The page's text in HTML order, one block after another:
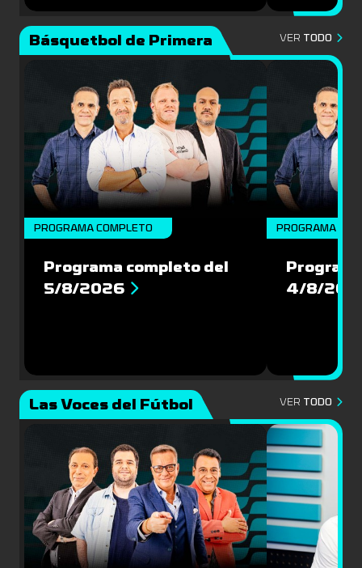
Básquetbol de Primera VER TODO
PROGRAMA COMPLETO
Programa completo del
5/8/2026
PROGRAMA
4/8/
Las Voces del Fútbol VER TODO